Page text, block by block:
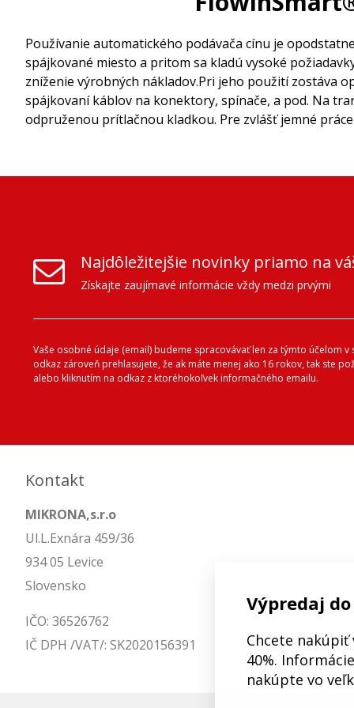
Používanie automatického podávača cínu je
spájkované miesto a pritom sa kladú vysoké
zníženie výrobných nákladov.Pri jeho použití zostáva
spájkovaní káblov na konektory, spínače, a pod. Na
odpruženou prítlačnou kladkou. Pre zvlášť jemné
Najdôležitejšie novinky priamo na
Získajte zaujímavé informácie vždy medzi prvými
Vaše osobné údaje (email) budeme spracovávať len za týmto účelom
odkaz zároveň prehlasujete, že ak máte menej ako 16 rokov, tak ste
alebo kliknutím na odkaz z ktoréhokoľvek informačného emailu.
Kontakt
MIKRONA,s.r.o
Ul.L.Exnára 459/36
934 05 Levice
Slovensko
IČO: 36526762
IČ DPH /VAT/: SK2020156391
Výpredaj
Chcete nakúpiť
40%.
nakúpte vo